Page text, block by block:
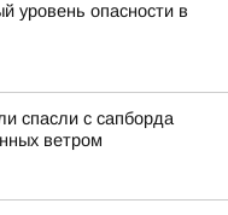
уровень опасности в
спасли с сапборда
ветром